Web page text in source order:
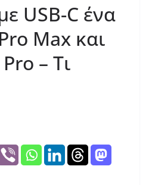
USB-C ένα
Max και
– Τι